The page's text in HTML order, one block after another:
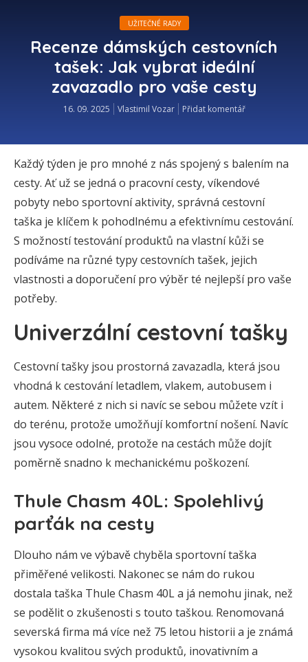
UŽITEČNÉ RADY
Recenze dámských cestovních
tašek: Jak vybrat ideální
zavazadlo pro vaše cesty
16. 09. 2025 Vlastimil Vozar Přidat komentář
Každý týden je pro mnohé z nás spojený s balením na
cesty. Ať už se jedná o pracovní cesty, víkendové
pobyty nebo sportovní aktivity, správná cestovní
taška je klíčem k pohodlnému a efektivnímu cestování.
S možností testování produktů na vlastní kůži se
podíváme na různé typy cestovních tašek, jejich
vlastnosti a doporučení pro výběr té nejlepší pro vaše
potřeby.
Univerzální cestovní tašky
Cestovní tašky jsou prostorná zavazadla, která jsou
vhodná k cestování letadlem, vlakem, autobusem i
autem. Některé z nich si navíc se sebou můžete vzít i
do terénu, protože umožňují komfortní nošení. Navíc
jsou vysoce odolné, protože na cestách může dojít
poměrně snadno k mechanickému poškození.
Thule Chasm 40L: Spolehlivý
parťák na cesty
Dlouho nám ve výbavě chyběla sportovní taška
přiměřené velikosti. Nakonec se nám do rukou
dostala taška Thule Chasm 40L a já nemohu jinak, než
se podělit o zkušenosti s touto taškou. Renomovaná
severská firma má více než 75 letou historii a je známá
vysokou kvalitou svých produktů, inovativním a